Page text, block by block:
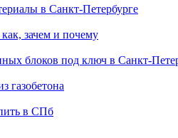
в Санкт-Петербурге
зачем и почему
блоков под ключ в Санкт-
газобетона
в СПб